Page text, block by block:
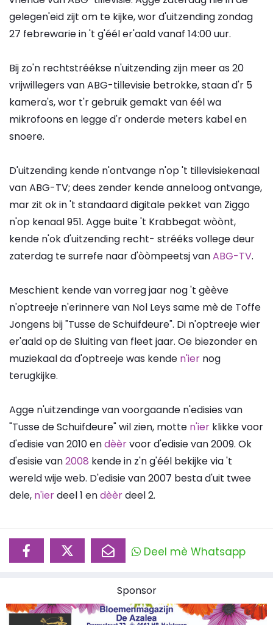
gelegen'eid zijt om te kijke, wor d'uitzending zondag
27 febrewarie in 't g'éél er'aald vanaf 14:00 uur.
Bij zo'n rechtstréékse n'uitzending zijn meer as 20
vrijwillegers van ABG-tillevisie betrokke, staan d'r 5
kamera's, wor t'r gebruik gemakt van éél wa
mikrofoons en legge d'r onderde meters kabel en
snoere.
D'uitzending kende n'ontvange n'op 't tillevisiekenaal
van ABG-TV; dees zender kende anneloog ontvange,
mar zit ok in 't standaard digitale pekket van Ziggo
n'op kenaal 951. Agge buite 't Krabbegat wòònt,
kende n'ok d'uitzending recht- strééks vollege deur
zaterdag te surrefe naar d'òòmpeetsj vanABG-TV.
Meschient kende van vorreg jaar nog 't gèève
n'optreeje n'erinnere van Nol Leys same mè de Toffe
Jongens bij "Tusse de Schuifdeure". Di n'optreeje wier
er'aald op de Sluiting van fleet jaar. Oe biezonder en
muziekaal da d'optreeje was kende n'ier nog
terugkijke.
Agge n'uitzendinge van voorgaande n'edisies van
"Tusse de Schuifdeure" wil zien, motte n'ier klikke voor
d'edisie van 2010 endèèrvoor d'edisie van 2009. Ok
d'esisie van2008 kende in z'n g'éél bekijke via 't
wereld wije web. D'edisie van 2007 besta d'uit twee
dele, n'ierdeel 1 endèèrdeel 2.
Deel mè Whatsapp
Sponsor